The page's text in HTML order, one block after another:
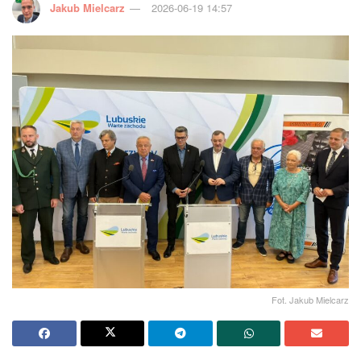
Jakub Mielcarz 2026-06-19 14:57
Fot. Jakub Mielcarz